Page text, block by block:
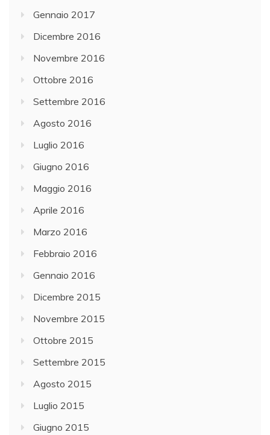
Gennaio 2017
Dicembre 2016
Novembre 2016
Ottobre 2016
Settembre 2016
Agosto 2016
Luglio 2016
Giugno 2016
Maggio 2016
Aprile 2016
Marzo 2016
Febbraio 2016
Gennaio 2016
Dicembre 2015
Novembre 2015
Ottobre 2015
Settembre 2015
Agosto 2015
Luglio 2015
Giugno 2015